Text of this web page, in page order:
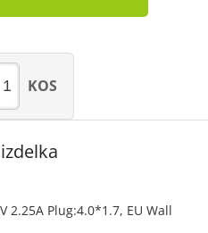
KOS
2.25A Plug:4.0*1.7, EU Wall